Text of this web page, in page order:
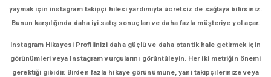
yaymak için instagram takipçi hilesi yardımıyla ücretsiz de sağlaya bilirsiniz.
Bunun karşılığında daha iyi satış sonuçları ve daha fazla müşteriye yol açar.
Instagram Hikayesi Profilinizi daha güçlü ve daha otantik hale getirmek için
görünümleri veya Instagram vurgularını görüntüleyin. Her iki metriğin önemi
gerektiği gibidir. Birden fazla hikaye görünümüne, yani takipçilerinize veya